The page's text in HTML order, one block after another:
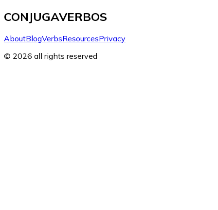
CONJUGAVERBOS
AboutBlogVerbsResourcesPrivacy
© 2026 all rights reserved